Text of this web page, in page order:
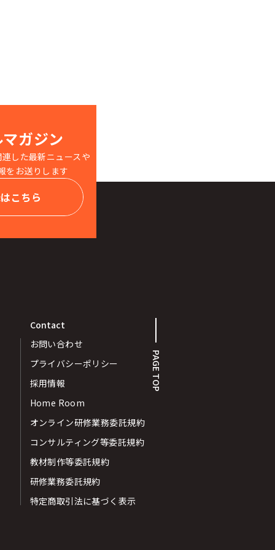
ガジン
した最新ニュースや
をお送りします
こちら
Contact
お問い合わせ
プライバシーポリシー
採用情報
Home Room
オンライン研修業務委託規約
コンサルティング等委託規約
教材制作等委託規約
研修業務委託規約
特定商取引法に基づく表示
PAGE TOP